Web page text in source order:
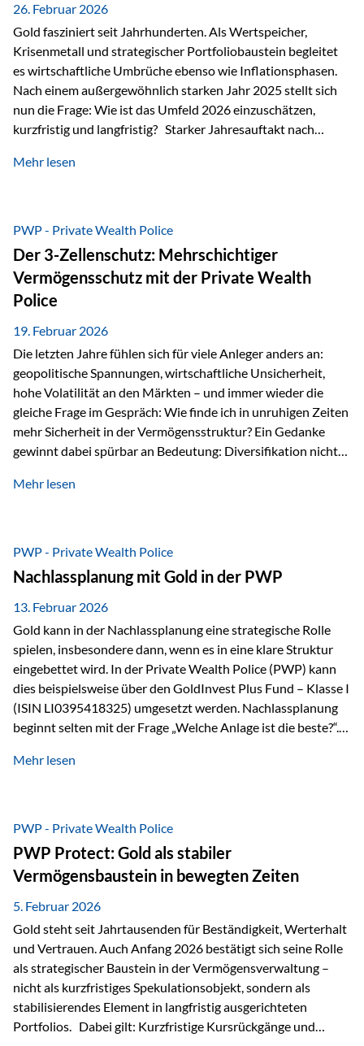
26. Februar 2026
Gold fasziniert seit Jahrhunderten. Als Wertspeicher,
Krisenmetall und strategischer Portfoliobaustein begleitet
es wirtschaftliche Umbrüche ebenso wie Inflationsphasen.
Nach einem außergewöhnlich starken Jahr 2025 stellt sich
nun die Frage: Wie ist das Umfeld 2026 einzuschätzen,
kurzfristig und langfristig? Starker Jahresauftakt nach
Dynamik in das Jahr 2026 gestartet. Zwischen dem
Währungen: +11,5 % Bereits 2025 war ein außergewöhnlich
starkes Jahr: +64,4 % in USD Durchschnitt über alle
Währungen: +56,6 % Langfristig zeigt sich ebenfalls ein
solides…
Mehr lesen
PWP - Private Wealth Police
Der 3-Zellenschutz: Mehrschichtiger
Vermögensschutz mit der Private Wealth
Police
19. Februar 2026
Die letzten Jahre fühlen sich für viele Anleger anders an:
geopolitische Spannungen, wirtschaftliche Unsicherheit,
hohe Volatilität an den Märkten – und immer wieder die
gleiche Frage im Gespräch: Wie finde ich in unruhigen Zeiten
mehr Sicherheit in der Vermögensstruktur? Ein Gedanke
gewinnt dabei spürbar an Bedeutung: Diversifikation nicht
Wer Vermögen ausschließlich in einem Rechtsraum
Liechtenstein eine Rolle spielen: außerhalb der EU, ohne
Euro, mit einem eigenständigen Rechts- und Finanzplatz.
Und genau an dieser Stelle setzt der 3-Zellenschutz an –…
Mehr lesen
PWP - Private Wealth Police
Nachlassplanung mit Gold in der PWP
13. Februar 2026
Gold kann in der Nachlassplanung eine strategische Rolle
spielen, insbesondere dann, wenn es in eine klare Struktur
eingebettet wird. In der Private Wealth Police (PWP) kann
dies beispielsweise über den GoldInvest Plus Fund – Klasse I
(ISIN LI0395418325) umgesetzt werden. Nachlassplanung
beginnt selten mit der Frage „Welche Anlage ist die beste?“.
was bekommen – wann – und in welcher Struktur?Und vor
bei größeren Vermögen ist das entscheidend.
Mehr lesen
PWP - Private Wealth Police
PWP Protect: Gold als stabiler
Vermögensbaustein in bewegten Zeiten
5. Februar 2026
Gold steht seit Jahrtausenden für Beständigkeit, Werterhalt
und Vertrauen. Auch Anfang 2026 bestätigt sich seine Rolle
als strategischer Baustein in der Vermögensverwaltung –
nicht als kurzfristiges Spekulationsobjekt, sondern als
stabilisierendes Element in langfristig ausgerichteten
Portfolios. Dabei gilt: Kurzfristige Kursrückgänge und